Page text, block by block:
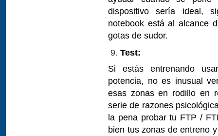
dispositivo sería ideal,
notebook está al alcance
gotas de sudor.
Test:
Si estás entrenando
potencia, no es inusual
esas zonas en rodillo en
serie de razones
la pena probar tu FTP /
bien tus zonas de entreno